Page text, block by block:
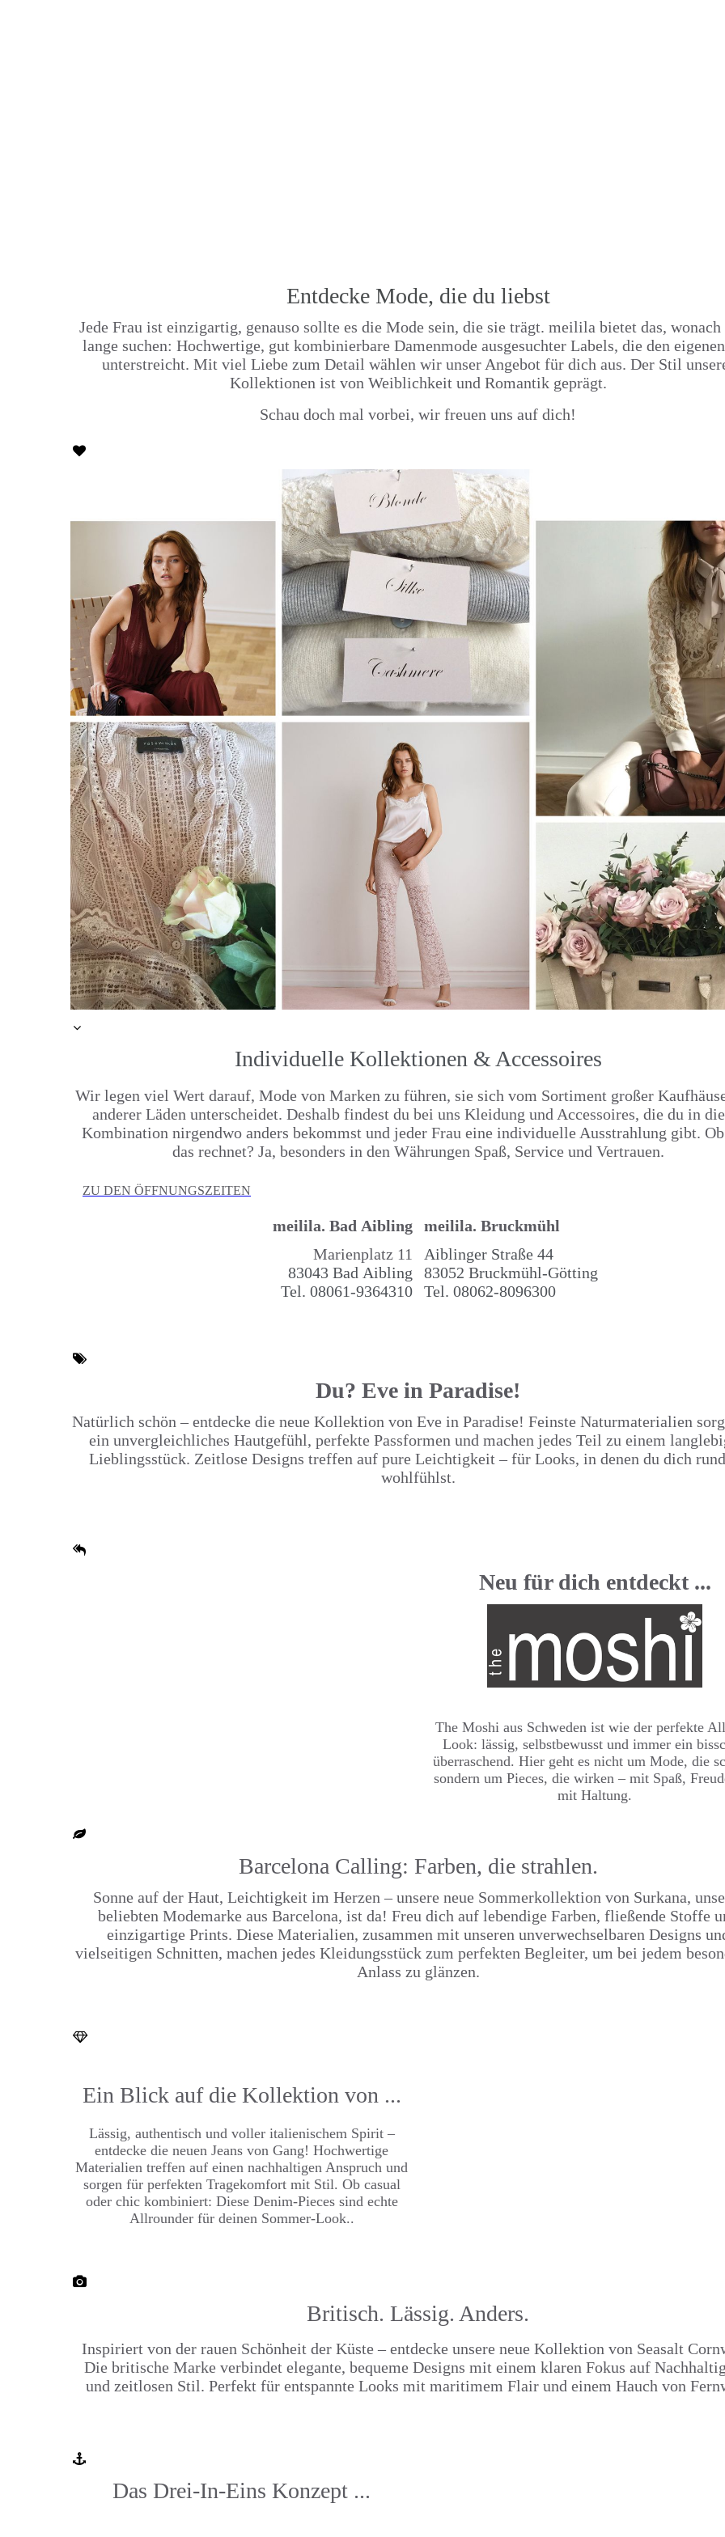
Entdecke Mode, die du liebst
Jede Frau ist einzigartig, genauso sollte es die Mode sein, die sie trägt. meilila bietet das,
lange suchen: Hochwertige, gut kombinierbare Damenmode ausgesuchter Labels, die den
unterstreicht. Mit viel Liebe zum Detail wählen wir unser Angebot für dich aus. Der Stil
Kollektionen ist von Weiblichkeit und Romantik geprägt.
Schau doch mal vorbei, wir freuen uns auf dich!
Individuelle Kollektionen & Accessoires
Wir legen viel Wert darauf, Mode von Marken zu führen, sie sich vom Sortiment großer
anderer Läden unterscheidet. Deshalb findest du bei uns Kleidung und Accessoires, die du in
Kombination nirgendwo anders bekommst und jeder Frau eine individuelle Ausstrahlung gibt.
das rechnet? Ja, besonders in den Währungen Spaß, Service und Vertrauen.
ZU DEN ÖFFNUNGSZEITEN
meilila. Bad Aibling
Marienplatz 11
83043 Bad Aibling
Tel. 08061-9364310
meilila. Bruckmühl
Aiblinger Straße 44
83052 Bruckmühl-Götting
Tel. 08062-8096300
Du? Eve in Paradise!
Natürlich schön – entdecke die neue Kollektion von Eve in Paradise! Feinste Naturmaterialien
ein unvergleichliches Hautgefühl, perfekte Passformen und machen jedes Teil zu einem
Lieblingsstück. Zeitlose Designs treffen auf pure Leichtigkeit – für Looks, in denen du dich
wohlfühlst.
Neu für dich entdeckt ...
The Moshi aus Schweden ist wie der perfekte
Look: lässig, selbstbewusst und immer ein
überraschend. Hier geht es nicht um Mode, die
sondern um Pieces, die wirken – mit Spaß,
mit Haltung.
Barcelona Calling: Farben, die strahlen.
Sonne auf der Haut, Leichtigkeit im Herzen – unsere neue Sommerkollektion von Surkana,
beliebten Modemarke aus Barcelona, ist da! Freu dich auf lebendige Farben, fließende Stoffe
einzigartige Prints. Diese Materialien, zusammen mit unseren unverwechselbaren Designs
vielseitigen Schnitten, machen jedes Kleidungsstück zum perfekten Begleiter, um bei jedem
Anlass zu glänzen.
Ein Blick auf die Kollektion von ...
Lässig, authentisch und voller italienischem Spirit –
entdecke die neuen Jeans von Gang! Hochwertige
Materialien treffen auf einen nachhaltigen Anspruch und
sorgen für perfekten Tragekomfort mit Stil. Ob casual
oder chic kombiniert: Diese Denim-Pieces sind echte
Allrounder für deinen Sommer-Look..
Britisch. Lässig. Anders.
Inspiriert von der rauen Schönheit der Küste – entdecke unsere neue Kollektion von Seasalt
Die britische Marke verbindet elegante, bequeme Designs mit einem klaren Fokus auf
und zeitlosen Stil. Perfekt für entspannte Looks mit maritimem Flair und einem Hauch von
Das Drei-In-Eins Konzept ...